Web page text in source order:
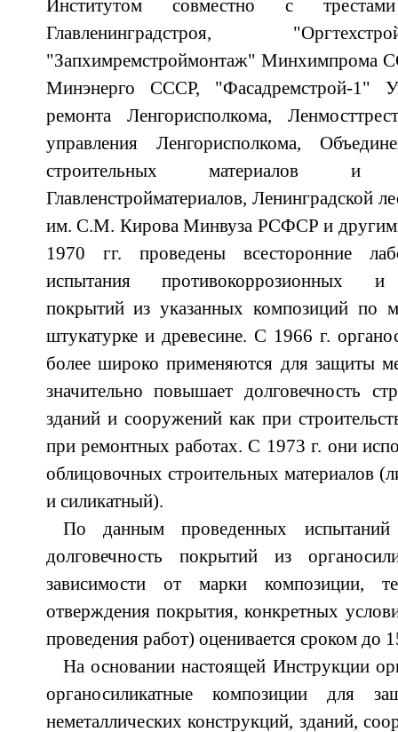
Институтом совместно с трестами
Главленинградстроя,
"Запхимремстроймонтаж" Минхимпрома
Минэнерго СССР, "Фасадремстрой-1"
ремонта Ленгорисполкома,
управления Ленгорисполкома,
строительных материалов и
Главленстройматериалов, Ленинградской
им. С.М. Кирова Минвуза РСФСР и
1970 гг. проведены всесторонние
испытания противокоррозионных и
покрытий из указанных композиций по
штукатурке и древесине. С 1966 г.
более широко применяются для защиты
значительно повышает долговечность
зданий и сооружений как при
при ремонтных работах. С 1973 г. они
облицовочных строительных материалов
и силикатный).
По данным проведенных
долговечность покрытий из
зависимости от марки композиции,
отверждения покрытия, конкретных
проведения работ) оценивается сроком до
На основании настоящей Инструкции
органосиликатные композиции для
неметаллических конструкций, зданий,